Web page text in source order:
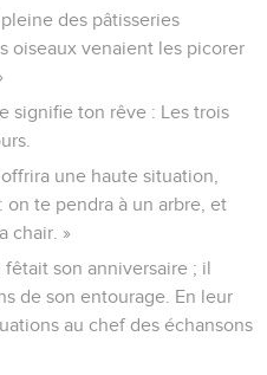
des pâtisseries
oiseaux venaient les picorer
signifie ton rêve : Les trois
une haute situation,
on te pendra à un arbre, et
chair. »
fêtait son anniversaire ; il
de son entourage. En leur
au chef des échansons